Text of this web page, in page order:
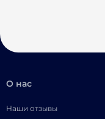
О нас
Наши отзывы